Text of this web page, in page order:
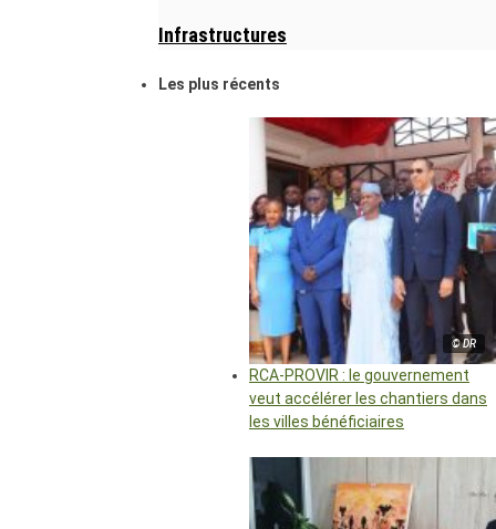
Infrastructures
Les plus récents
© DR
RCA-PROVIR : le gouvernement
veut accélérer les chantiers dans
les villes bénéficiaires